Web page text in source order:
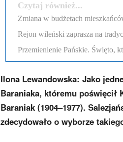
Czytaj również...
Zmiana w budżetach
Rejon wileński zaprasza na
Przemienienie Pańskie. Święto,
Ilona Lewandowska: Jako
Baraniaka, któremu poświęcił
Baraniak (1904–1977).
zdecydowało o wyborze